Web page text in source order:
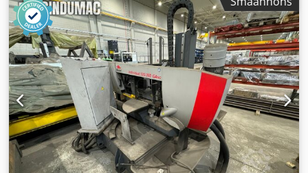
vid 45 grader höger: fyrkant 240 x 240 mm Kapområde vid
45 grader höger: platt 240 x 260 mm Kapområde vid 45
grader vänster: runt 250 mm Cjdpfjyv Npmsx Ahgorf
Kapområde vid 45 grader vänster: fyrkant 250 x 250 mm
Kapområde vid 45 grader vänster: platt 290 x 250 mm
Kapområde vid 60 grader: runt 160 mm Kapområde vid 60
grader: fyrkant 160 x 160 mm Kapområde vid 60 grader:
platt 110 x 260 mm Kapområde vid 60 grader vänster: runt
190 mm Kapområde vid 60 grader vänster: fyrkant 190 x
190 mm Kapområde vid 60 grader vänster: platt 210 x 190
mm Utrymmesbehov ca. 1700x2000x1600 mm Maskinvikt
ca. 960 kg